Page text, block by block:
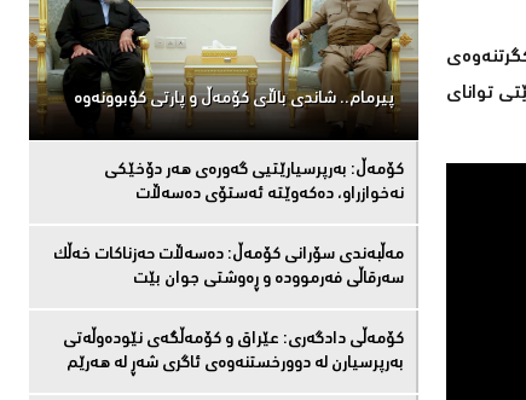
توانای
پیرمام.. شاندی باڵای كۆمه‌ڵ و پارتی كۆبوونه‌وه‌
كۆمەڵ: بەرپرسیارێتیی گەورەی هەر دۆخێکی
نەخوازراو، دەكەوێتە ئەستۆی دەسەڵات
مەڵبەندى سۆرانى کۆمەڵ: دەسەڵات حەزناکات خەڵک
سەرقاڵى فەرموودە و ڕەوشتى جوان بێت
کۆمەڵى دادگەرى: عێراق و كۆمەڵگەی نێودەوڵەتی
بەرپرسیارن لە دوورخستنەوەى ئاگری شەڕ لە هەرێم